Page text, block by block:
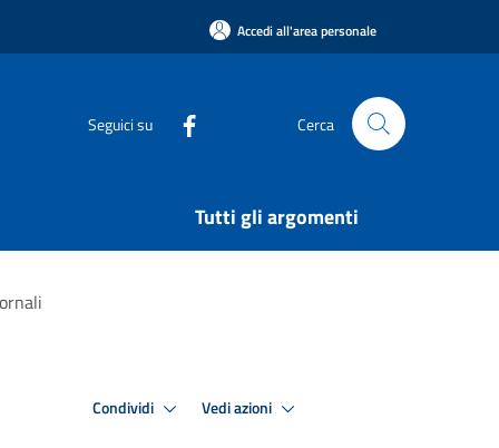
Accedi all'area personale
Seguici su Cerca
Tutti gli argomenti
Condividi Vedi azioni